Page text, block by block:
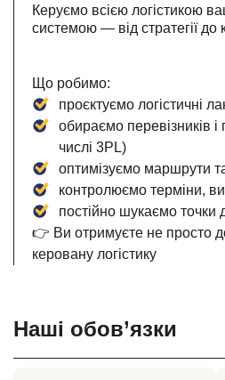
Керуємо всією логістикою
системою — від стратегії до
Що робимо:
проєктуємо логістичні
обираємо перевізників і
числі 3PL)
оптимізуємо маршрути
контролюємо терміни,
постійно шукаємо точки
👉 Ви отримуєте не просто
керовану логістику
Наші обов’язки